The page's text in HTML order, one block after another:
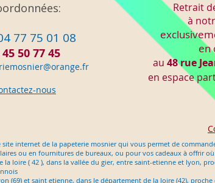
77 75 01 08
50 77 45
snier@orange.fr
nous
Retrait
à
en
au 48 rue
en espace
site internet de la papeterie mosnier qui vous permet de
ou en fournitures de bureaux, ou pour vos cadeaux à offrir où
la loire ( 42 ), dans la vallée du gier, entre saint-etienne et lyon,
(69) et saint etienne, dans le département de la loire (42),